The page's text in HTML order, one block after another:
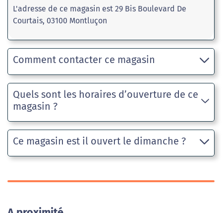
L'adresse de ce magasin est 29 Bis Boulevard De
Courtais, 03100 Montluçon
Comment contacter ce magasin
Quels sont les horaires d’ouverture de ce
magasin ?
Ce magasin est il ouvert le dimanche ?